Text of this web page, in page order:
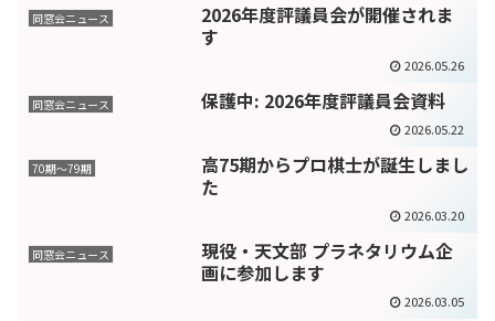
同窓会ニュース
2026年度評議員会が開催されま
す
2026.05.26
同窓会ニュース 保護中: 2026年度評議員会資料
2026.05.22
70期〜79期
高75期からプロ棋士が誕生しまし
た
2026.03.20
同窓会ニュース
現役・天文部 プラネタリウム企
画に参加します
2026.03.05